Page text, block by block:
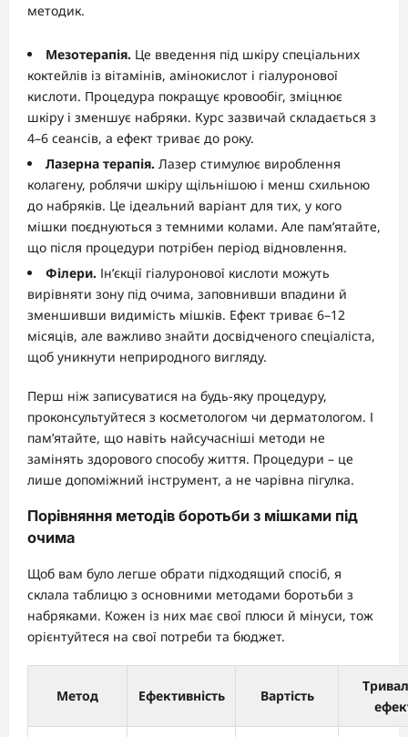
методик.
Мезотерапія. Це введення під шкіру спеціальних
коктейлів із вітамінів, амінокислот і гіалуронової
кислоти. Процедура покращує кровообіг, зміцнює
шкіру і зменшує набряки. Курс зазвичай складається з
4–6 сеансів, а ефект триває до року.
Лазерна терапія. Лазер стимулює вироблення
колагену, роблячи шкіру щільнішою і менш схильною
до набряків. Це ідеальний варіант для тих, у кого
мішки поєднуються з темними колами. Але пам’ятайте,
що після процедури потрібен період відновлення.
Філери. Ін’єкції гіалуронової кислоти можуть
вирівняти зону під очима, заповнивши впадини й
зменшивши видимість мішків. Ефект триває 6–12
місяців, але важливо знайти досвідченого спеціаліста,
щоб уникнути неприродного вигляду.
Перш ніж записуватися на будь-яку процедуру,
проконсультуйтеся з косметологом чи дерматологом. І
пам’ятайте, що навіть найсучасніші методи не
замінять здорового способу життя. Процедури – це
лише допоміжний інструмент, а не чарівна пігулка.
Порівняння методів боротьби з мішками під
очима
Щоб вам було легше обрати підходящий спосіб, я
склала таблицю з основними методами боротьби з
набряками. Кожен із них має свої плюси й мінуси, тож
орієнтуйтеся на свої потреби та бюджет.
Метод Ефективність Вартість